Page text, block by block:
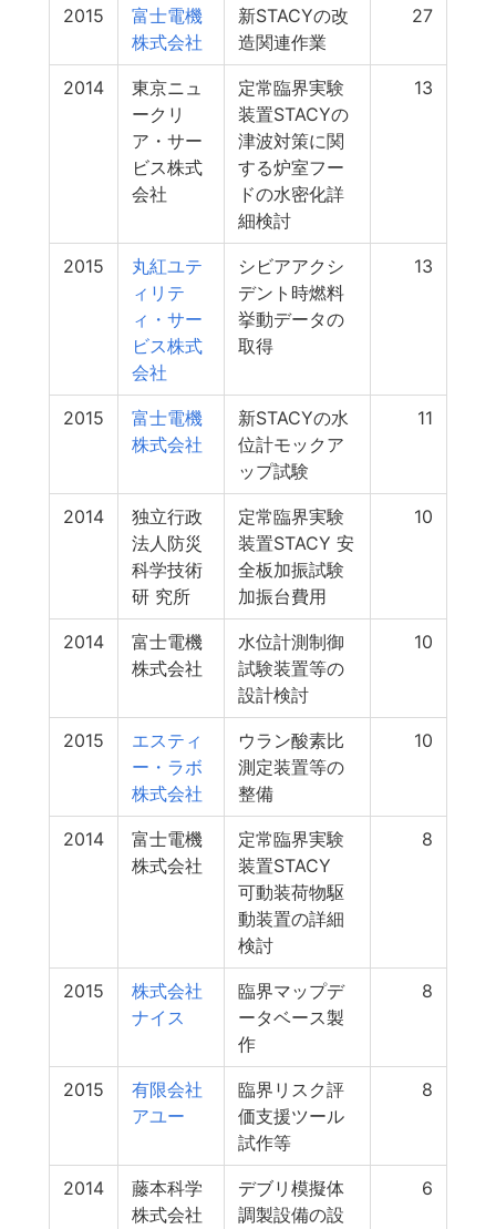
2015
富士電機
株式会社
新STACYの改
造関連作業
27
2014
東京ニュ
ークリ
ア・サー
ビス株式
会社
定常臨界実験
装置STACYの
津波対策に関
する炉室フー
ドの水密化詳
細検討
13
2015
丸紅ユテ
ィリテ
ィ・サー
ビス株式
会社
シビアアクシ
デント時燃料
挙動データの
取得
13
2015
富士電機
株式会社
新STACYの水
位計モックア
ップ試験
11
2014
独立行政
法人防災
科学技術
研 究所
定常臨界実験
装置STACY 安
全板加振試験
加振台費用
10
2014
富士電機
株式会社
水位計測制御
試験装置等の
設計検討
10
2015
エスティ
ー・ラボ
株式会社
ウラン酸素比
測定装置等の
整備
10
2014
富士電機
株式会社
定常臨界実験
装置STACY
可動装荷物駆
動装置の詳細
検討
8
2015
株式会社
ナイス
臨界マップデ
ータベース製
作
8
2015
有限会社
アユー
臨界リスク評
価支援ツール
試作等
8
2014
藤本科学
株式会社
デブリ模擬体
調製設備の設
6